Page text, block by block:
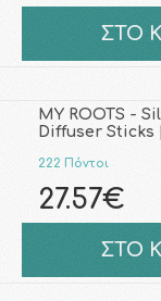
ΣΤΟ
MY ROOTS -
Diffuser Sticks
222 Πόντοι
27.57€
ΣΤΟ